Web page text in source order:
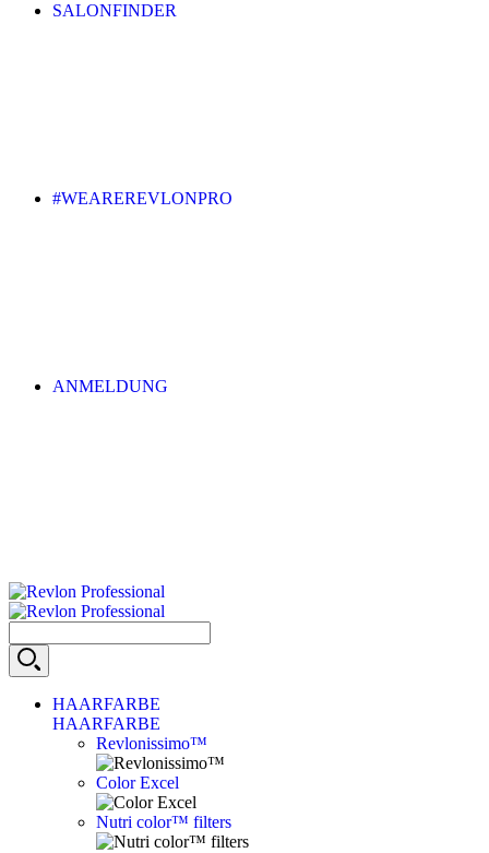
SALONFINDER
#WEAREREVLONPRO
ANMELDUNG
HAARFARBE
HAARFARBE
Revlonissimo™
Color Excel
Nutri color™ filters